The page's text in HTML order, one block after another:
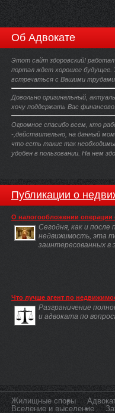
Об Адвокате
Этот сайт здоровский!
портал ждет хорошее будущее.
встречаться с Вашими
Довольно оригинальный,
хочу поддержать Вас
Огромное спасибо всем, кто
-,действительно, на данный
что есть такие так
удобен в пользовании. На нем
Публикации о
О налогообложении операции
Сегодня, как и после
недвижимость, эта
заинтересованных в
Что лучше агент по
Разграничение
и адвоката по
Жилищные споры
Вселение и выселение